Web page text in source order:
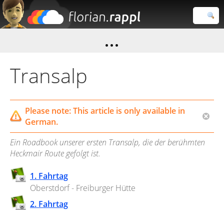
Close search
Transalp
Please note: This article is only available in
German.
Ein Roadbook unserer ersten Transalp, die der berühmten
Heckmair Route gefolgt ist.
1. Fahrtag
Oberstdorf - Freiburger Hütte
2. Fahrtag